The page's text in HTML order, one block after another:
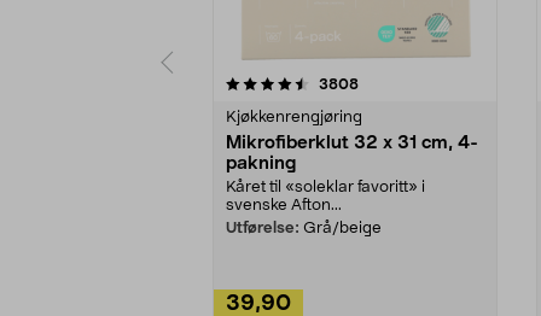
3808anmeldelser
Kjøkkenrengjøring
Mikrofiberklut 32 x 31 cm, 4-
pakning
Kåret til «soleklar favoritt» i
svenske Afton...
Utførelse: Grå/beige
39,90
4.5av 5 stjerner